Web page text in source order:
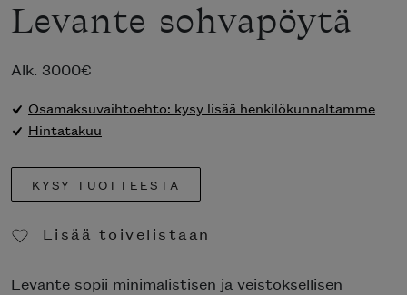
Levante sohvapöytä
Alk. 3000€
Osamaksuvaihtoehto: kysy lisää henkilökunnaltamme
Hintatakuu
KYSY TUOTTEESTA
Lisää toivelistaan
Levante sopii minimalistisen ja veistoksellisen